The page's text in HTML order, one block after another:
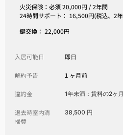
火災保険：必須 20,000円 / 2年間
24時間サポート： 16,500円(税込、2
鍵交換： 22,000円
入居可能日 即日
解約予告 1 ヶ月前
違約金 1年未満：賃料の2ヶ
退去時室内清
掃費
38,500 円